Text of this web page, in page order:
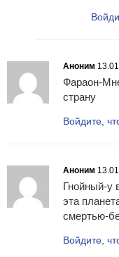
Аноним
Фараон-
страну
Войдите,
Аноним
Гнойный-у
эта
смертью-
Войдите,